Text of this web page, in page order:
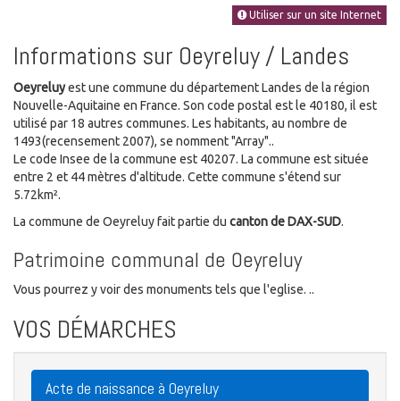
Utiliser sur un site Internet
Informations sur Oeyreluy / Landes
Oeyreluyest une commune du département Landes de la région
Nouvelle-Aquitaine en France. Son code postal est le 40180, il est
utilisé par 18 autres communes. Les habitants, au nombre de
1493(recensement 2007), se nomment "Array"..
Le code Insee de la commune est 40207. La commune est située
entre 2 et 44 mètres d'altitude. Cette commune s'étend sur
5.72km².
La commune de Oeyreluy fait partie du canton de DAX-SUD.
Patrimoine communal de Oeyreluy
Vous pourrez y voir des monuments tels que l'eglise. ..
VOS DÉMARCHES
Acte de naissance à Oeyreluy